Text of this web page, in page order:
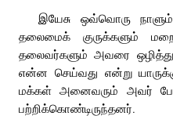
இயேசு ஒவ்வொரு
தலைமைக் குருக்களும்
தலைவர்களும் அவரை
என்ன செய்வது என்று
மக்கள் அனைவரும் அவர்
பற்றிக்கொண்டிருந்தனர்.